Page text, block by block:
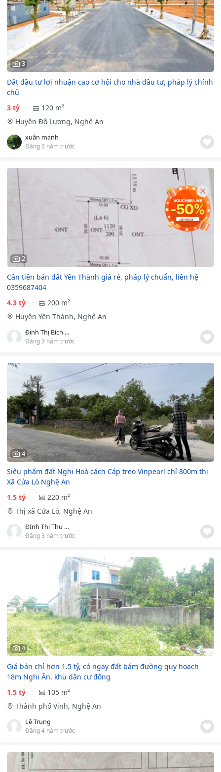
3
Đất đầu tư lợi nhuận cao cơ hội cho nhà đầu tư, pháp lý chính
chủ
3 tỷ
120 m²
Huyện Đô Lương, Nghệ An
xuân mạnh
Đăng 3 năm trước
2
Cần tiền bán đất Yên Thành giá rẻ, pháp lý chuẩn, liên hệ
0359687404
4.3 tỷ
200 m²
Huyện Yên Thành, Nghệ An
Đinh Thị Bích Hạnh
Đăng 3 năm trước
4
Siêu phẩm đất Nghi Hoà cách Cáp treo Vinpearl chỉ 800m thị
Xã Cửa Lò Nghệ An
1.5 tỷ
220 m²
Thị xã Cửa Lò, Nghệ An
ĐInh Thị Thu Hà
Đăng 3 năm trước
4
Giá bán chỉ hơn 1.5 tỷ, có ngay đất bám đường quy hoạch
18m Nghi Ân, khu dân cư đông
1.5 tỷ
105 m²
Thành phố Vinh, Nghệ An
Lê Trung
Đăng 4 năm trước